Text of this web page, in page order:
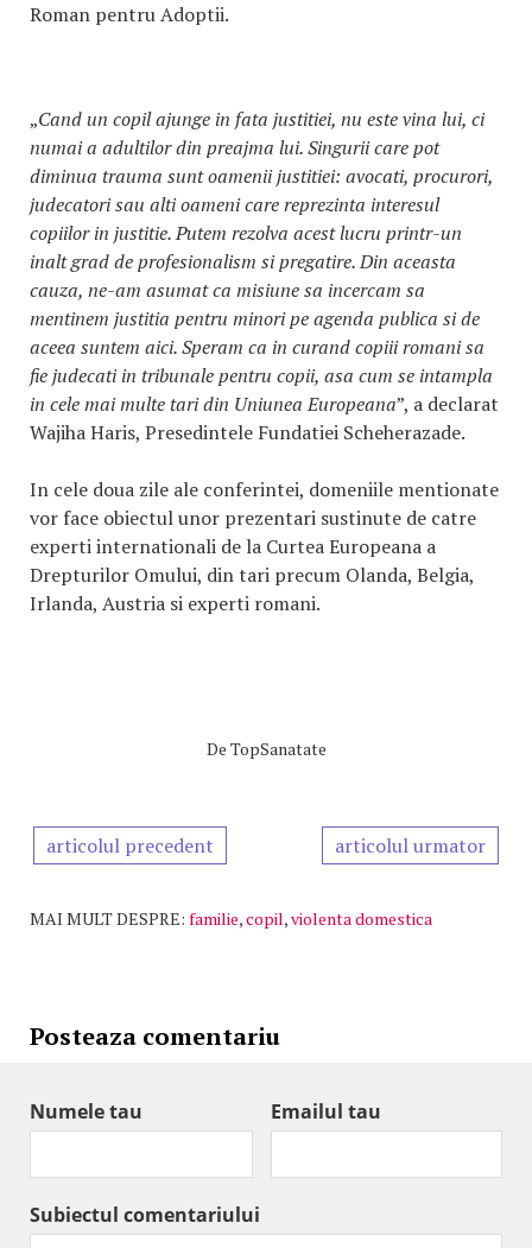
Roman pentru Adoptii.
„Cand un copil ajunge in fata justitiei, nu este vina lui, ci
numai a adultilor din preajma lui. Singurii care pot
diminua trauma sunt oamenii justitiei: avocati, procurori,
judecatori sau alti oameni care reprezinta interesul
copiilor in justitie. Putem rezolva acest lucru printr-un
inalt grad de profesionalism si pregatire. Din aceasta
cauza, ne-am asumat ca misiune sa incercam sa
mentinem justitia pentru minori pe agenda publica si de
aceea suntem aici. Speram ca in curand copiii romani sa
fie judecati in tribunale pentru copii, asa cum se intampla
in cele mai multe tari din Uniunea Europeana”, a declarat
Wajiha Haris, Presedintele Fundatiei Scheherazade.
In cele doua zile ale conferintei, domeniile mentionate
vor face obiectul unor prezentari sustinute de catre
experti internationali de la Curtea Europeana a
Drepturilor Omului, din tari precum Olanda, Belgia,
Irlanda, Austria si experti romani.
De TopSanatate
articolul precedent articolul urmator
MAI MULT DESPRE: familie,copil,violenta domestica
Posteaza comentariu
Numele tau Emailul tau
Subiectul comentariului